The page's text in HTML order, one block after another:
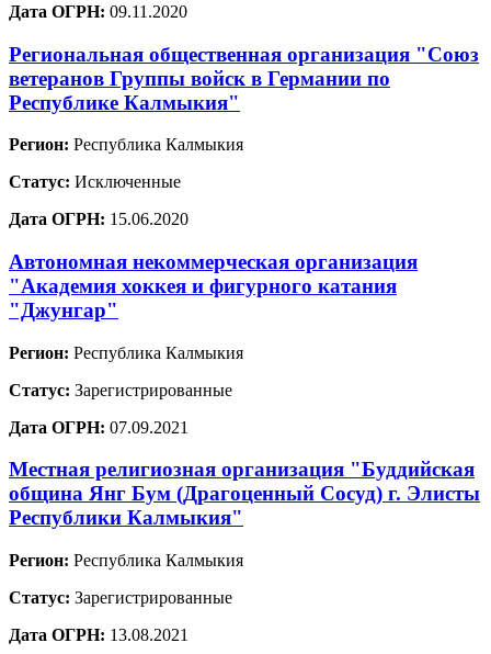
Дата ОГРН: 09.11.2020
Региональная общественная организация "Союз
ветеранов Группы войск в Германии по
Республике Калмыкия"
Регион: Республика Калмыкия
Статус: Исключенные
Дата ОГРН: 15.06.2020
Автономная некоммерческая организация
"Академия хоккея и фигурного катания
"Джунгар"
Регион: Республика Калмыкия
Статус: Зарегистрированные
Дата ОГРН: 07.09.2021
Местная религиозная организация "Буддийская
община Янг Бум (Драгоценный Сосуд) г. Элисты
Республики Калмыкия"
Регион: Республика Калмыкия
Статус: Зарегистрированные
Дата ОГРН: 13.08.2021